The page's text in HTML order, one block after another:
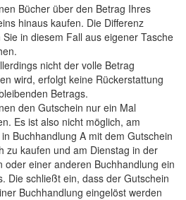
Bücher über den Betrag Ihres
hinaus kaufen. Die Differenz
Sie in diesem Fall aus eigener Tasche
nicht der volle Betrag
wird, erfolgt keine Rückerstattung
Betrags.
den Gutschein nur ein Mal
Es ist also nicht möglich, am
Buchhandlung A mit dem Gutschein
zu kaufen und am Dienstag in der
oder einer anderen Buchhandlung ein
Die schließt ein, dass der Gutschein
Buchhandlung eingelöst werden